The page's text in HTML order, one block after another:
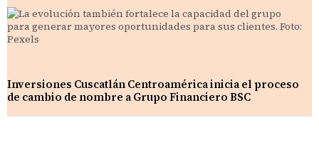
Inversiones Cuscatlán Centroamérica inicia el proceso
de cambio de nombre a Grupo Financiero BSC